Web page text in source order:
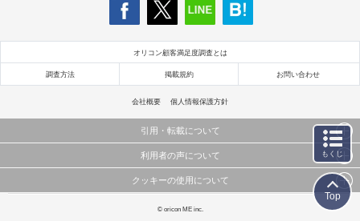
オリコン顧客満足度調査とは
調査方法 掲載規約 お問い合わせ
会社概要 個人情報保護方針
引用・転載について
当サイトで公開されている情報（文字、写真、イラスト、画像データ等）及びこれらの配置・
これらの情報を権利者の許可なく無断転載・複製などの二次利用を行うことは固く禁じており
利用者の声について
当サイトに掲載している内容はすべてサービスの利用者が提出された見解・感想です。
弊社の見解・ 意見ではないことをご理解いただいた上でご覧ください。
クッキーの使用について
このサイトでは Cookie を使用して、ユーザーに合わせたコンテンツや広告の表示、ソーシャル
© oricon ME inc.
もくじ
Top